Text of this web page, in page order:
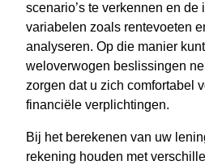
scenario’s te verkennen en de
variabelen zoals rentevoeten
analyseren. Op die manier
weloverwogen beslissingen
zorgen dat u zich comfortabel
financiële verplichtingen.
Bij het berekenen van uw
rekening houden met